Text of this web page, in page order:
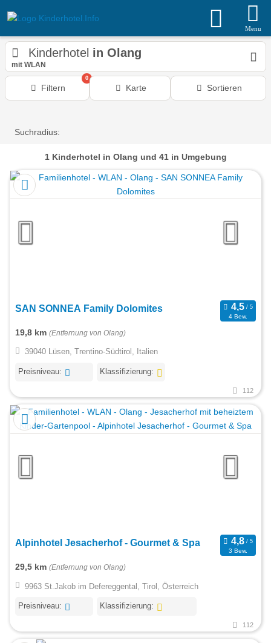
Menu
Kinderhotel in Olang
mit WLAN
Filtern
0
Karte Sortieren
Suchradius:
1Kinderhotel in Olang und 41 in Umgebung
SAN SONNEA Family Dolomites
4 Bew.
19,8 km (Entfernung von Olang)
39040 Lüsen, Trentino-Südtirol, Italien
Preisniveau: Klassifizierung:
112
Alpinhotel Jesacherhof - Gourmet & Spa
3 Bew.
29,5 km (Entfernung von Olang)
9963 St.Jakob im Defereggental, Tirol, Österreich
Preisniveau: Klassifizierung:
112